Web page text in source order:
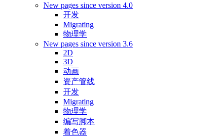
New pages since version 4.0
开发
Migrating
物理学
New pages since version 3.6
2D
3D
动画
资产管线
开发
Migrating
物理学
编写脚本
着色器